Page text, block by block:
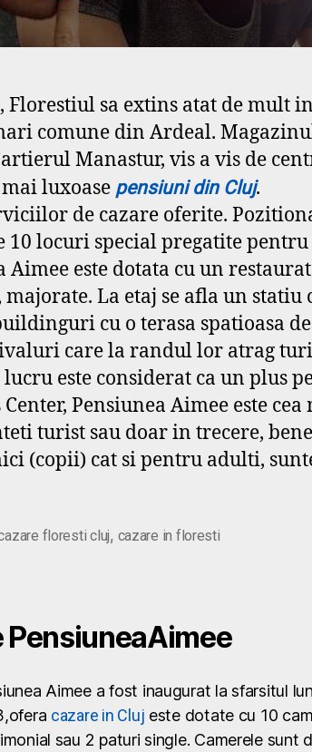
sa extins atat de mult
comune din Ardeal.
Manastur, vis a vis de
luxoase pensiuni din Cluj.
de cazare oferite.
10 locuri special pregatite
este dotata cu un
La etaj se afla un statiu
cu o terasa spatioasa
care la randul lor atrag
este considerat ca un plus
Pensiunea Aimee este
turist sau doar in trecere,
(copii) cat si pentru adulti,
floresti cluj, cazare in floresti
PensiuneaAimee
Aimee a fost inaugurat la sfarsitul
cazare in Cluj este dotate cu 10
sau 2 paturi single. Camerele sunt